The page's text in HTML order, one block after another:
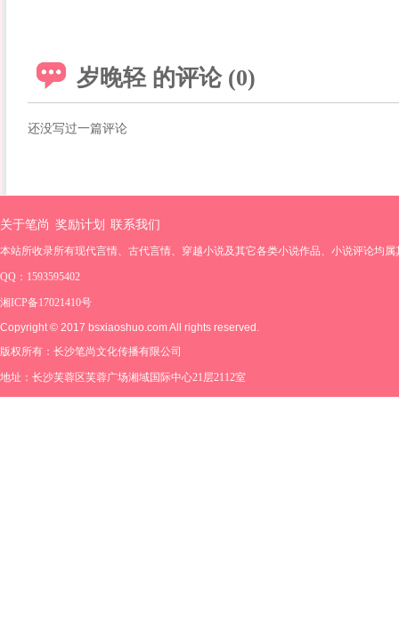
岁晚轻 的评论 (0)
还没写过一篇评论
关于笔尚 奖励计划 联系我们
本站所收录所有现代言情、古代言情、穿越小说及其它各类小说作品、小说评论均
QQ：1593595402
湘ICP备17021410号
Copyright © 2017 bsxiaoshuo.com All rights reserved.
版权所有：长沙笔尚文化传播有限公司
地址：长沙芙蓉区芙蓉广场湘域国际中心21层2112室